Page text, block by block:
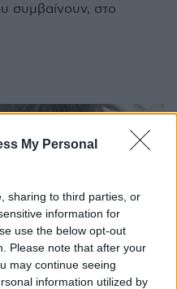
My Personal
sharing to third parties, or
information for
use the below opt-out
Please note that after your
may continue seeing
information utilized by
συμβαίνουν, στο